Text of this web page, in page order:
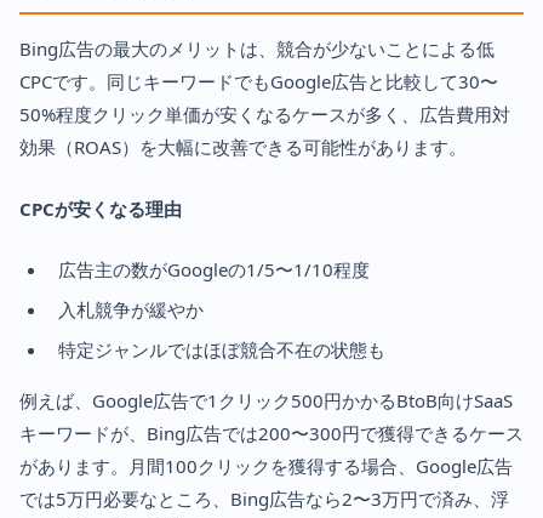
Bing広告の最大のメリットは、競合が少ないことによる低
CPCです。同じキーワードでもGoogle広告と比較して30〜
50%程度クリック単価が安くなるケースが多く、広告費用対
効果（ROAS）を大幅に改善できる可能性があります。
CPCが安くなる理由
広告主の数がGoogleの1/5〜1/10程度
入札競争が緩やか
特定ジャンルではほぼ競合不在の状態も
例えば、Google広告で1クリック500円かかるBtoB向けSaaS
キーワードが、Bing広告では200〜300円で獲得できるケース
があります。月間100クリックを獲得する場合、Google広告
では5万円必要なところ、Bing広告なら2〜3万円で済み、浮